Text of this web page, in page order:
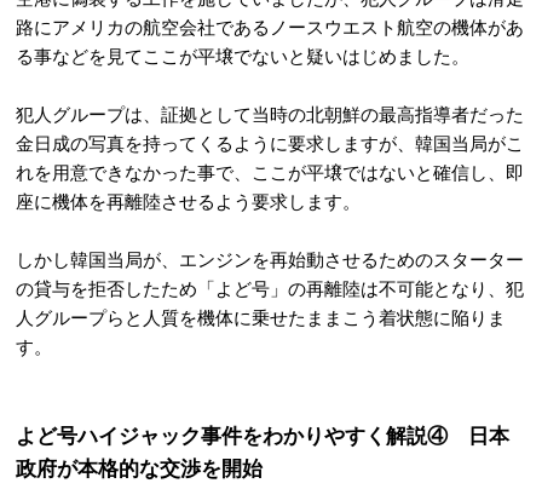
路にアメリカの航空会社であるノースウエスト航空の機体があ
る事などを見てここが平壌でないと疑いはじめました。
犯人グループは、証拠として当時の北朝鮮の最高指導者だった
金日成の写真を持ってくるように要求しますが、韓国当局がこ
れを用意できなかった事で、ここが平壌ではないと確信し、即
座に機体を再離陸させるよう要求します。
しかし韓国当局が、エンジンを再始動させるためのスターター
の貸与を拒否したため「よど号」の再離陸は不可能となり、犯
人グループらと人質を機体に乗せたままこう着状態に陥りま
す。
よど号ハイジャック事件をわかりやすく解説④ 日本
政府が本格的な交渉を開始